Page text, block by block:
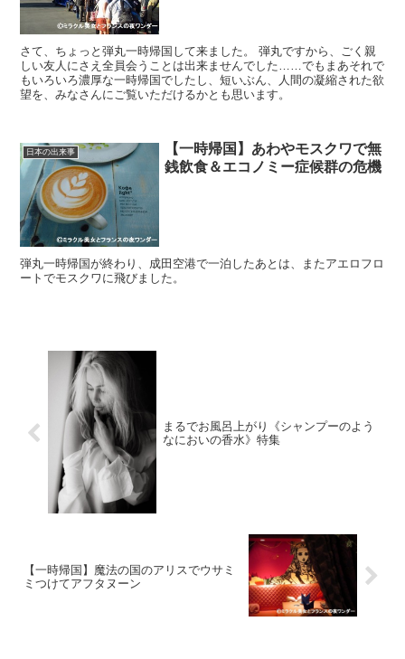
さて、ちょっと弾丸一時帰国して来ました。 弾丸ですから、ごく親
しい友人にさえ全員会うことは出来ませんでした……でもまあそれで
もいろいろ濃厚な一時帰国でしたし、短いぶん、人間の凝縮された欲
望を、みなさんにご覧いただけるかとも思います。
日本の出来事
【一時帰国】あわやモスクワで無
銭飲食＆エコノミー症候群の危機
弾丸一時帰国が終わり、成田空港で一泊したあとは、またアエロフロ
ートでモスクワに飛びました。
まるでお風呂上がり《シャンプーのよう
なにおいの香水》特集
【一時帰国】魔法の国のアリスでウサミ
ミつけてアフタヌーン